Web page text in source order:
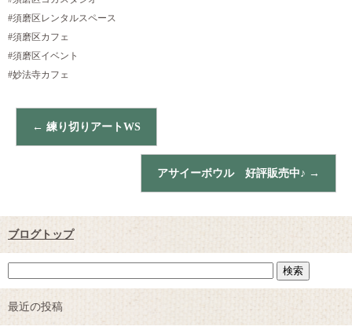
#須磨区レンタルスペース
#須磨区カフェ
#須磨区イベント
#妙法寺カフェ
← 練り切りアートWS
アサイーボウル 好評販売中♪ →
ブログトップ
最近の投稿